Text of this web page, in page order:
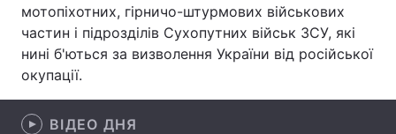
Лонгріди
Відео з Youtube
мотопіхотних, гірничо-штурмових військових
частин і підрозділів Сухопутних військ ЗСУ, які
нині б'ються за визволення України від російської
окупації.
ВІДЕО ДНЯ